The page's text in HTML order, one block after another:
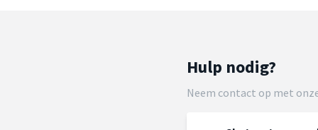
Hulp nodig?
Neem contact op met